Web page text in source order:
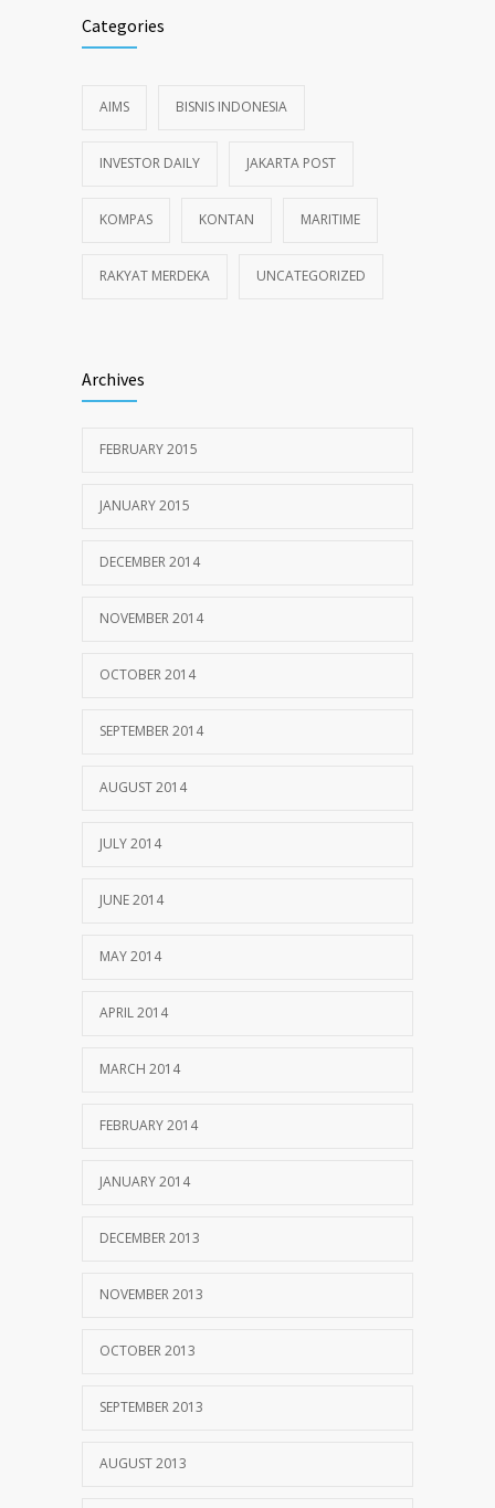
Categories
AIMS BISNIS INDONESIA
INVESTOR DAILY JAKARTA POST
KOMPAS KONTAN MARITIME
RAKYAT MERDEKA UNCATEGORIZED
Archives
FEBRUARY 2015
JANUARY 2015
DECEMBER 2014
NOVEMBER 2014
OCTOBER 2014
SEPTEMBER 2014
AUGUST 2014
JULY 2014
JUNE 2014
MAY 2014
APRIL 2014
MARCH 2014
FEBRUARY 2014
JANUARY 2014
DECEMBER 2013
NOVEMBER 2013
OCTOBER 2013
SEPTEMBER 2013
AUGUST 2013